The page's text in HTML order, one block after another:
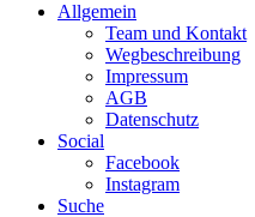
Allgemein
Team und Kontakt
Wegbeschreibung
Impressum
AGB
Datenschutz
Social
Facebook
Instagram
Suche